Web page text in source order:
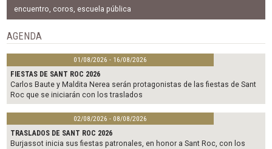
b
o
o
k
t
e
l
encuentro, coros, escuela pública
AGENDA
01/08/2026 - 16/08/2026
FIESTAS DE SANT ROC 2026
Carlos Baute y Maldita Nerea serán protagonistas de las fiestas de Sant
Roc que se iniciarán con los traslados
02/08/2026 - 08/08/2026
TRASLADOS DE SANT ROC 2026
Burjassot inicia sus fiestas patronales, en honor a Sant Roc, con los